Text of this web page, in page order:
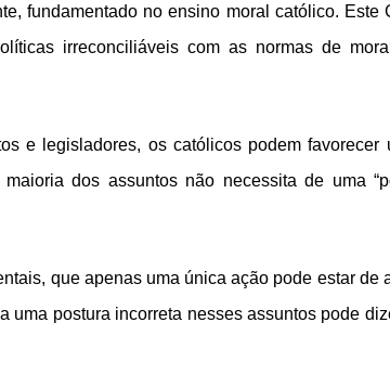
fundamentado no ensino moral católico. Este
irreconciliáveis com as normas de
e legisladores, os católicos podem favorecer
dos assuntos não necessita de uma
que apenas uma única ação pode estar de
uma postura incorreta nesses assuntos pode